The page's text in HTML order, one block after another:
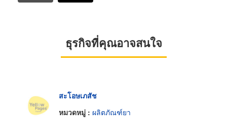
ธุรกิจที่คุณอาจสนใจ
สะโอษเภสัช
หมวดหมู่ : ผลิตภัณฑ์ยา